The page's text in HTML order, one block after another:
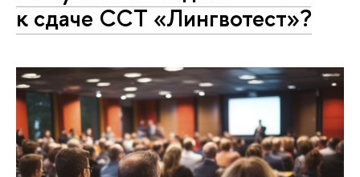
к сдаче ССТ «Лингвотест»?